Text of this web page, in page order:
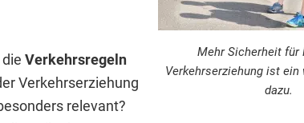
Mehr Sicherheit für
Verkehrserziehung ist
dazu.
Verkehrsregeln
Verkehrserziehung
relevant?